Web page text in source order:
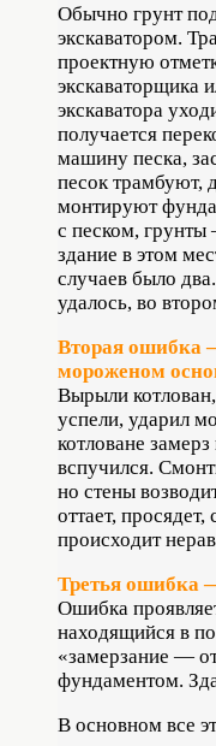
Обычно грунт
экскаватором.
проект­ную
экскаваторщика
экскаватора
получается
машину песка,
песок трамбуют,
монтируют
с песком,
здание в этом
слу­чаев было
удалось, во
Вторая ошибка
мороженом
Вырыли
успели, ударил
котловане
вспучился.
но стены
оттает, просядет,
происходит
Третья ошибка
Ошибка
находящийся в
«замерзание —
фундаментом.
В основном все